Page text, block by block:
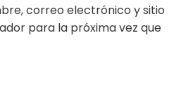
correo electrónico y sitio
para la próxima vez que